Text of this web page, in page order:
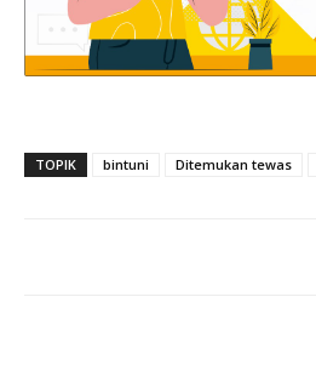
TOPIK bintuni Ditemukan tewas